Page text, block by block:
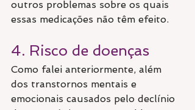
outros problemas sobre os quais
essas medicações não têm efeito.
4. Risco de doenças
Como falei anteriormente, além
dos transtornos mentais e
emocionais causados pelo declínio